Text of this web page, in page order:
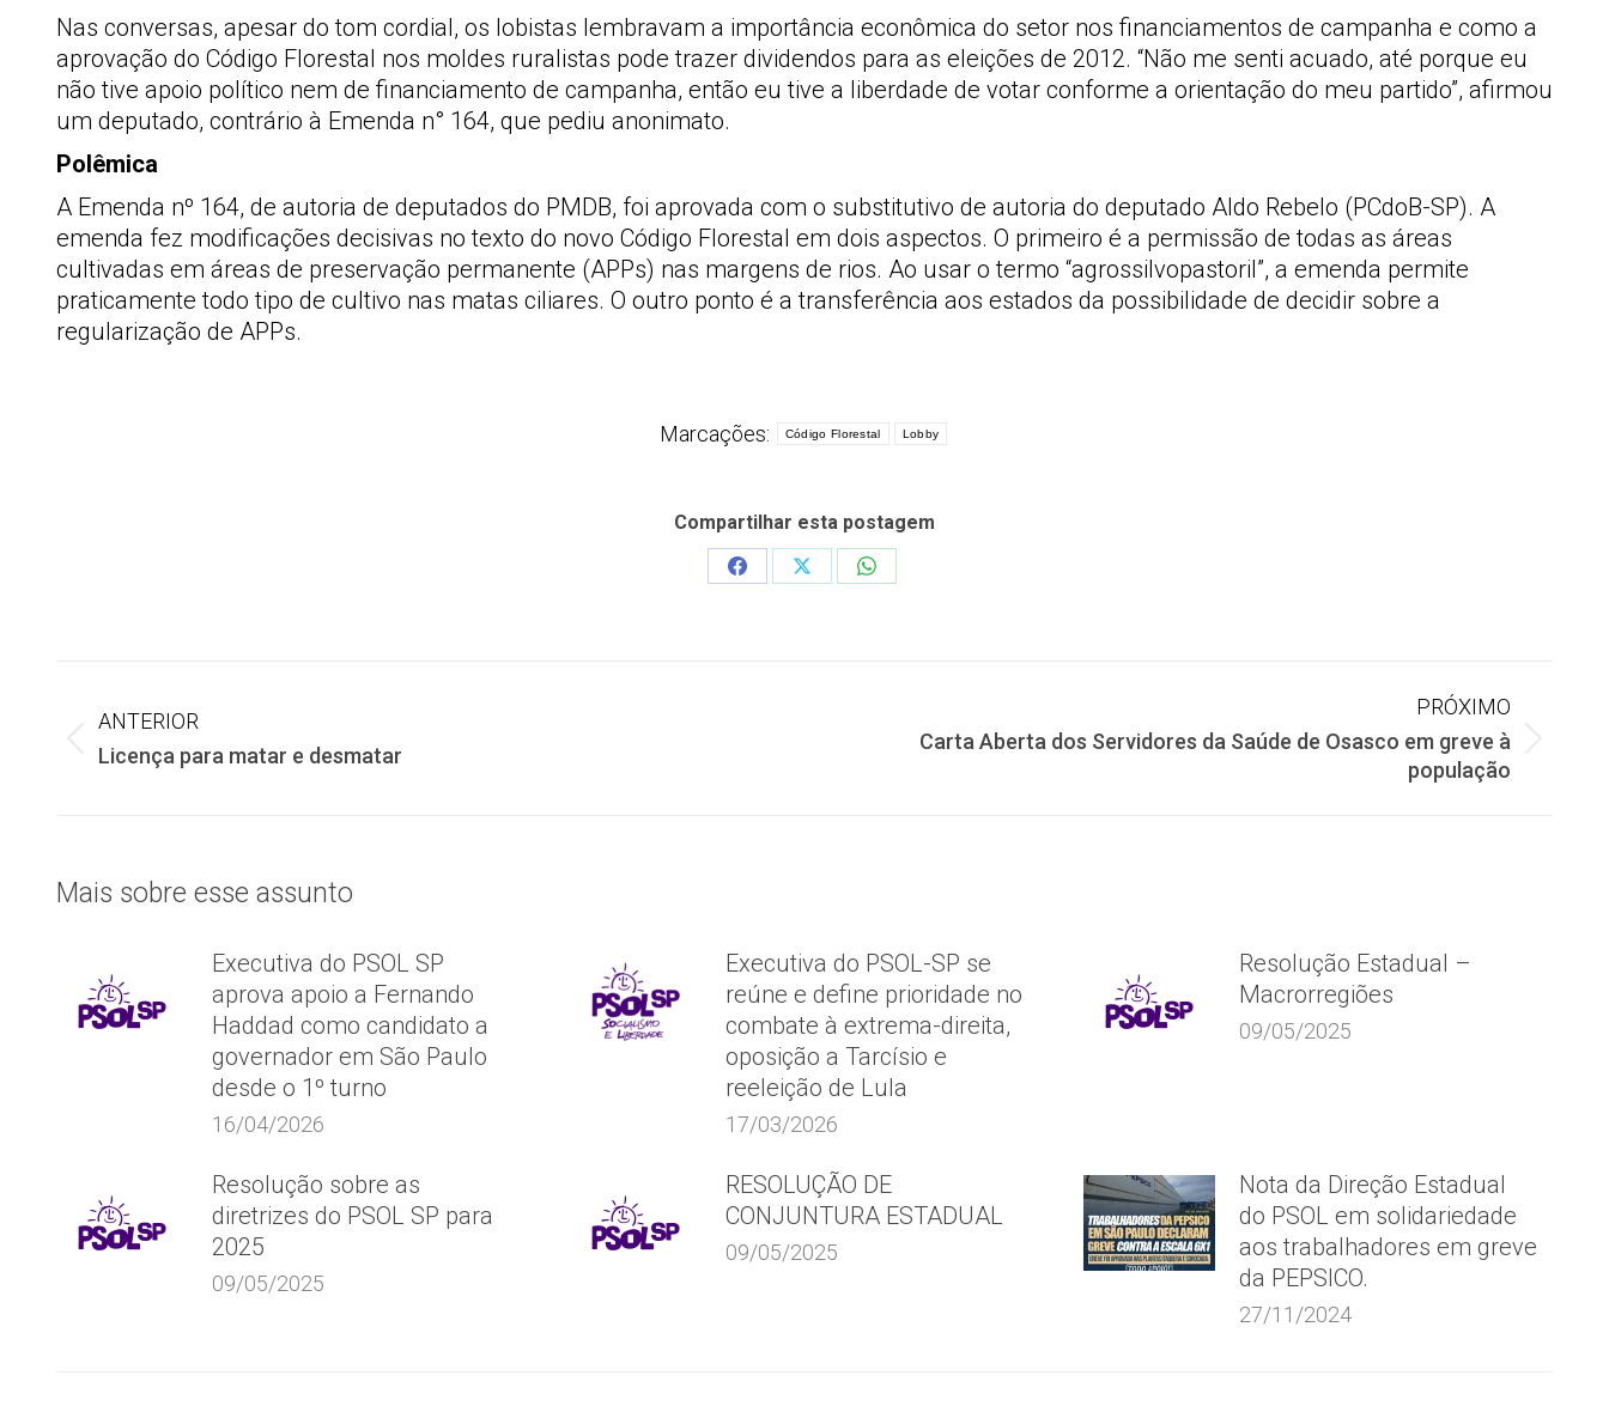
Nas conversas, apesar do tom cordial, os lobistas lembravam a importância econômica do setor nos financiamentos de campanha e como a
aprovação do Código Florestal nos moldes ruralistas pode trazer dividendos para as eleições de 2012. “Não me senti acuado, até porque eu
não tive apoio político nem de financiamento de campanha, então eu tive a liberdade de votar conforme a orientação do meu partido”, afirmou
um deputado, contrário à Emenda n° 164, que pediu anonimato.
Polêmica
A Emenda nº 164, de autoria de deputados do PMDB, foi aprovada com o substitutivo de autoria do deputado Aldo Rebelo (PCdoB-SP). A
emenda fez modificações decisivas no texto do novo Código Florestal em dois aspectos. O primeiro é a permissão de todas as áreas
cultivadas em áreas de preservação permanente (APPs) nas margens de rios. Ao usar o termo “agrossilvopastoril”, a emenda permite
praticamente todo tipo de cultivo nas matas ciliares. O outro ponto é a transferência aos estados da possibilidade de decidir sobre a
regularização de APPs.
Marcações: Código Florestal Lobby
Compartilhar esta postagem
Share
Share
Share
de
ANTERIOR
Post
Licença para matar e desmatar
PRÓXIMO
PróximoCarta Aberta dos Servidores da Saúde de Osasco em greve à
população
Mais sobre esse assunto
Executiva do PSOL SP
aprova apoio a Fernando
Haddad como candidato a
governador em São Paulo
desde o 1º turno
16/04/2026
Executiva do PSOL-SP se
reúne e define prioridade no
combate à extrema-direita,
oposição a Tarcísio e
reeleição de Lula
17/03/2026
Resolução Estadual –
Macrorregiões
09/05/2025
Resolução sobre as
diretrizes do PSOL SP para
2025
09/05/2025
RESOLUÇÃO DE
CONJUNTURA ESTADUAL
09/05/2025
Nota da Direção Estadual
do PSOL em solidariedade
aos trabalhadores em greve
da PEPSICO.
27/11/2024